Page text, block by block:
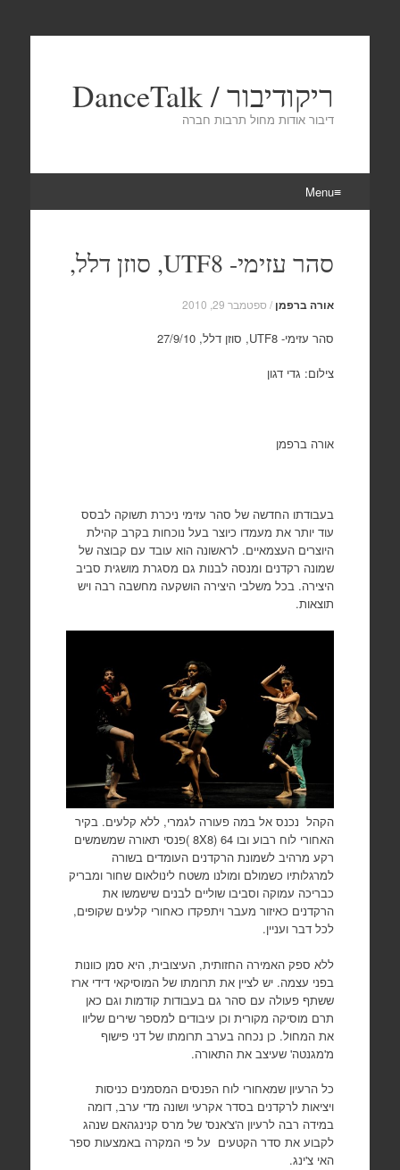
ריקודיבור / DanceTalk
דיבור אודות מחול תרבות חברה
Menu
contentסהר עזימי- UTF8, סוזן דלל,
אורה ברפמן / ספטמבר 29, 2010
סהר עזימי- UTF8, סוזן דלל, 27/9/10
צילום: גדי דגון
אורה ברפמן
בעבודתו החדשה של סהר עזימי ניכרת תשוקה לבסס
עוד יותר את מעמדו כיוצר בעל נוכחות בקרב קהילת
היוצרים העצמאיים. לראשונה הוא עובד עם קבוצה של
שמונה רקדנים ומנסה לבנות גם מסגרת מושגית סביב
היצירה. בכל משלבי היצירה הושקעה מחשבה רבה ויש
תוצאות.
הקהל נכנס אל במה פעורה לגמרי, ללא קלעים. בקיר
האחורי לוח רבוע ובו 64 (8
X 8 )פנסי תאורה שמשמשים
רקע מרהיב לשמונת הרקדנים העומדים בשורה
למרגלותיו כשמולם ומולנו משטח לינולאום שחור ומבריק
כבריכה עמוקה וסביבו שוליים לבנים שישמשו את
הרקדנים כאיזור מעבר ויתפקדו כאחורי קלעים שקופים,
לכל דבר ועניין.
ללא ספק האמירה החזותית, העיצובית, היא סמן כוונות
בפני עצמה. יש לציין את תרומתו של המוסיקאי דידי ארז
ששתף פעולה עם סהר גם בעבודות קודמות וגם כאן
תרם מוסיקה מקורית וכן עיבודים למספר שירים שליוו
את המחול. כן נכחה בערב תרומתו של דני פישוף
מ'מגנטה' שעיצב את התאורה.
כל הרעיון שמאחורי לוח הפנסים המסמנים כניסות
ויציאות לרקדנים בסדר אקרעי ושונה מדי ערב, דומה
במידה רבה לרעיון ה'צ'אנס' של מרס קנינגהאם שנהג
לקבוע את סדר הקטעים על פי המקרה באמצעות ספר
האי צ'ינג.